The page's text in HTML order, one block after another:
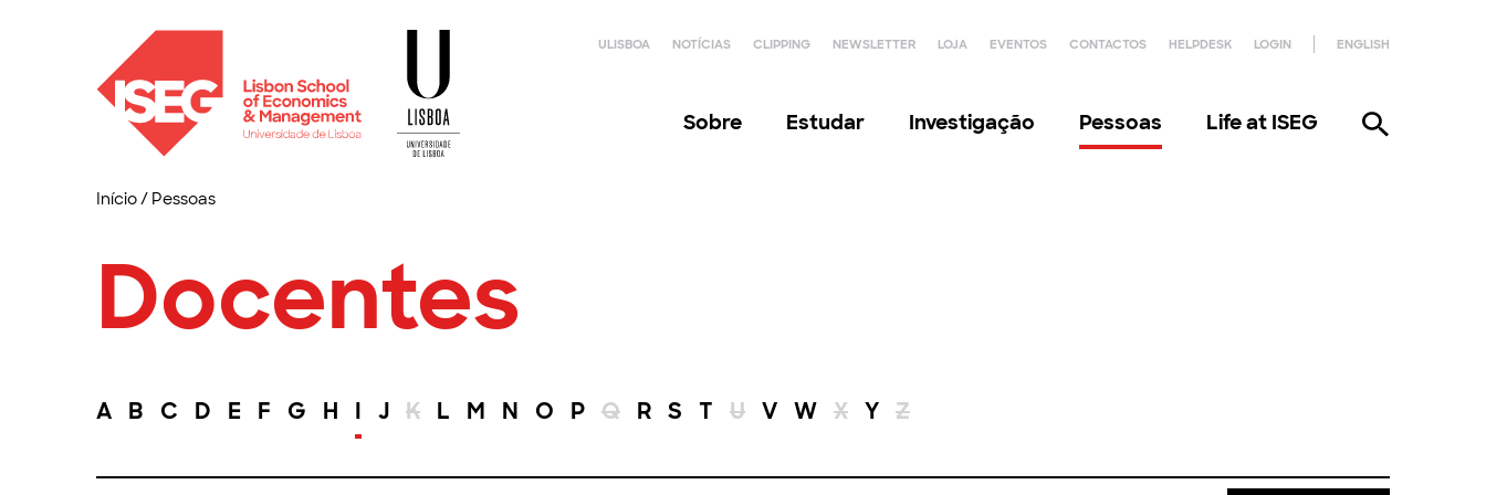
ULISBOA NOTÍCIAS CLIPPING NEWSLETTER LOJA EVENTOS CONTACTOS HELPDESK LOGIN ENGLISH
Sobre Estudar Investigação Pessoas Life at ISEG
Início/ Pessoas
Docentes
A B C D E F G H I J K L M N O P Q R S T U V W X Y Z